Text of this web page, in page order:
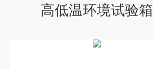
高低温环境试验箱